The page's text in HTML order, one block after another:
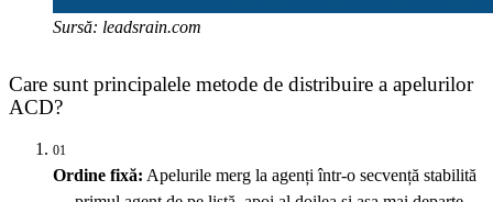
Sursă: leadsrain.com
Care sunt principalele metode de distribuire a apelurilor
ACD?
01
Ordine fixă: Apelurile merg la agenți într-o secvență stabilită